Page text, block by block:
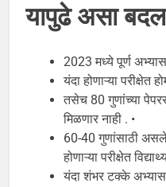
यापुढे असा बदल
2023 मध्ये पूर्ण
यंदा होणाऱ्या परीक्षेत
तसेच 80 गुणांच्या
मिळणार नाही . •
60-40 गुणांसाठी
होणाऱ्या परीक्षेत
यंदा शंभर टक्के